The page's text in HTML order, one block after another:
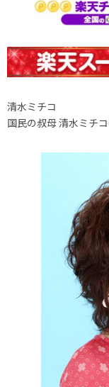
清水ミチコ
国民の叔母 清水ミチ